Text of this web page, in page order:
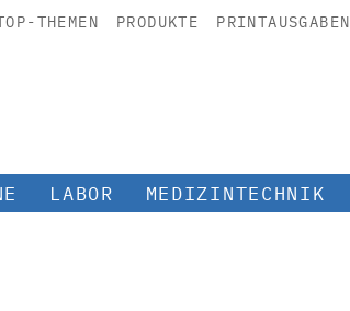
THEMEN PRODUKTE PRINTAUSGABEN
LABOR MEDIZINTECHNIK